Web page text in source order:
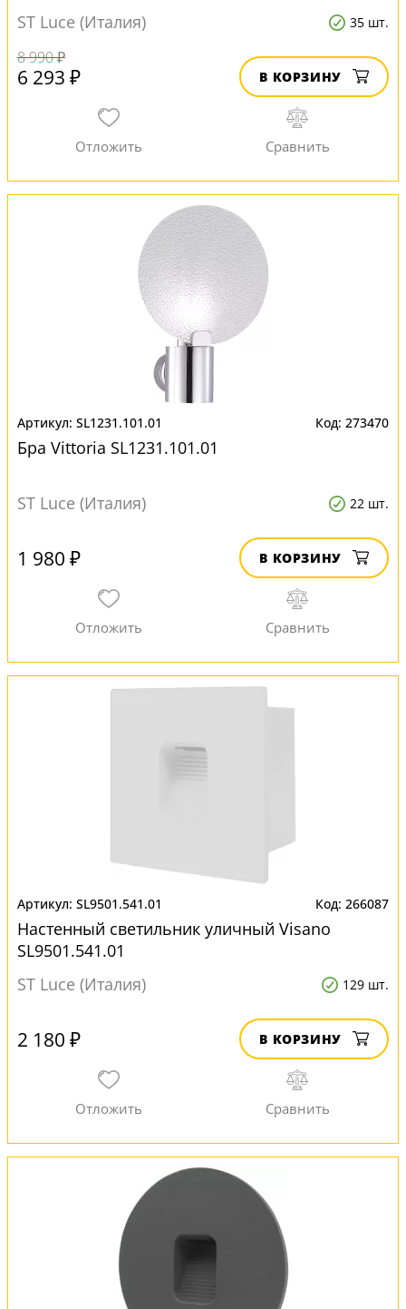
ST Luce (Италия) 35 шт.
8 990 ₽
6 293 ₽ В КОРЗИНУ
SL1231.101.01 273470
Бра Vittoria SL1231.101.01
ST Luce (Италия) 22 шт.
1 980 ₽ В КОРЗИНУ
SL9501.541.01 266087
Настенный светильник уличный Visano
SL9501.541.01
ST Luce (Италия)
129 шт.
2 180 ₽ В КОРЗИНУ